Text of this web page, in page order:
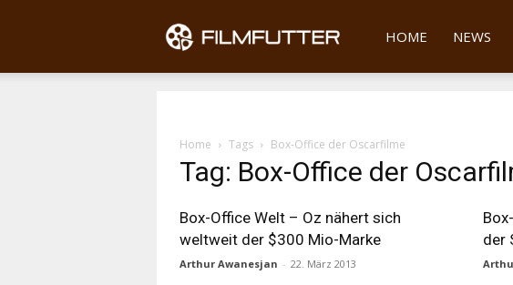
Filmfutter
HOME NEWS
Home Tags Box-Office der Oscarfilme
Tag: Box-Office der
Box-Office Welt – Oz nähert sich
weltweit der $300 Mio-Marke
Arthur Awanesjan - 22. März 2013
der